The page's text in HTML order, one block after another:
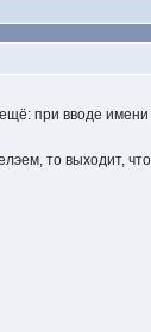
при вводе
то выходит, что